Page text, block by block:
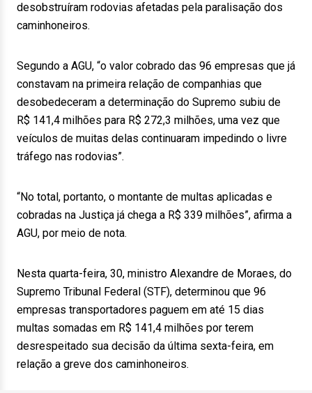
desobstruíram rodovias afetadas pela paralisação dos
caminhoneiros.
Segundo a AGU, “o valor cobrado das 96 empresas que já
constavam na primeira relação de companhias que
desobedeceram a determinação do Supremo subiu de
R$ 141,4 milhões para R$ 272,3 milhões, uma vez que
veículos de muitas delas continuaram impedindo o livre
tráfego nas rodovias”.
“No total, portanto, o montante de multas aplicadas e
cobradas na Justiça já chega a R$ 339 milhões”, afirma a
AGU, por meio de nota.
Nesta quarta-feira, 30, ministro Alexandre de Moraes, do
Supremo Tribunal Federal (STF), determinou que 96
empresas transportadores paguem em até 15 dias
multas somadas em R$ 141,4 milhões por terem
desrespeitado sua decisão da última sexta-feira, em
relação a greve dos caminhoneiros.